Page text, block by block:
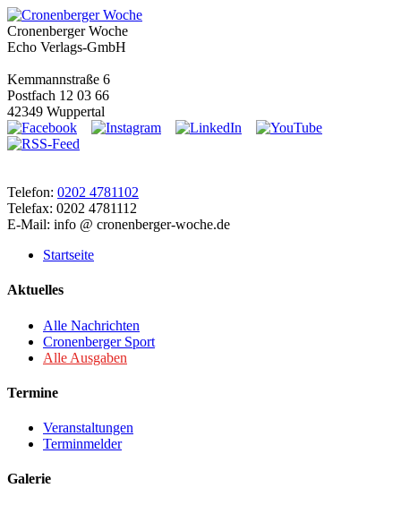
Cronenberger Woche
Echo Verlags-GmbH
Kemmannstraße 6
Postfach 12 03 66
42349 Wuppertal
Telefon: 0202 4781102
Telefax: 0202 4781112
E-Mail: info @ cronenberger-woche.de
Startseite
Aktuelles
Alle Nachrichten
Cronenberger Sport
Alle Ausgaben
Termine
Veranstaltungen
Terminmelder
Galerie